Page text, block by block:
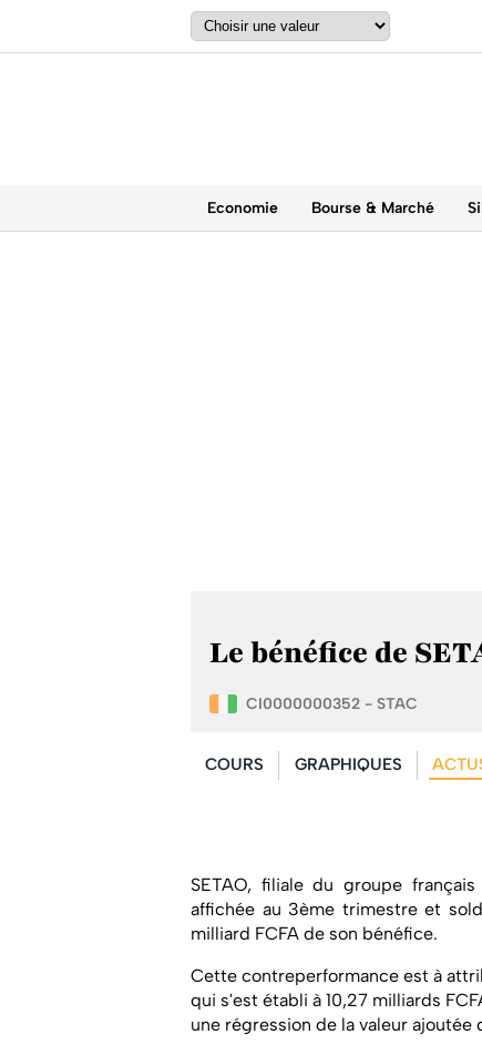
Economie Bourse & Marché
Le bénéfice de
CI0000000352 - STAC
COURS GRAPHIQUES
SETAO, filiale du groupe
affichée au 3ème trimestre et
milliard FCFA de son bénéfice.
Cette contreperformance est à
qui s'est établi à 10,27 milliards
une régression de la valeur